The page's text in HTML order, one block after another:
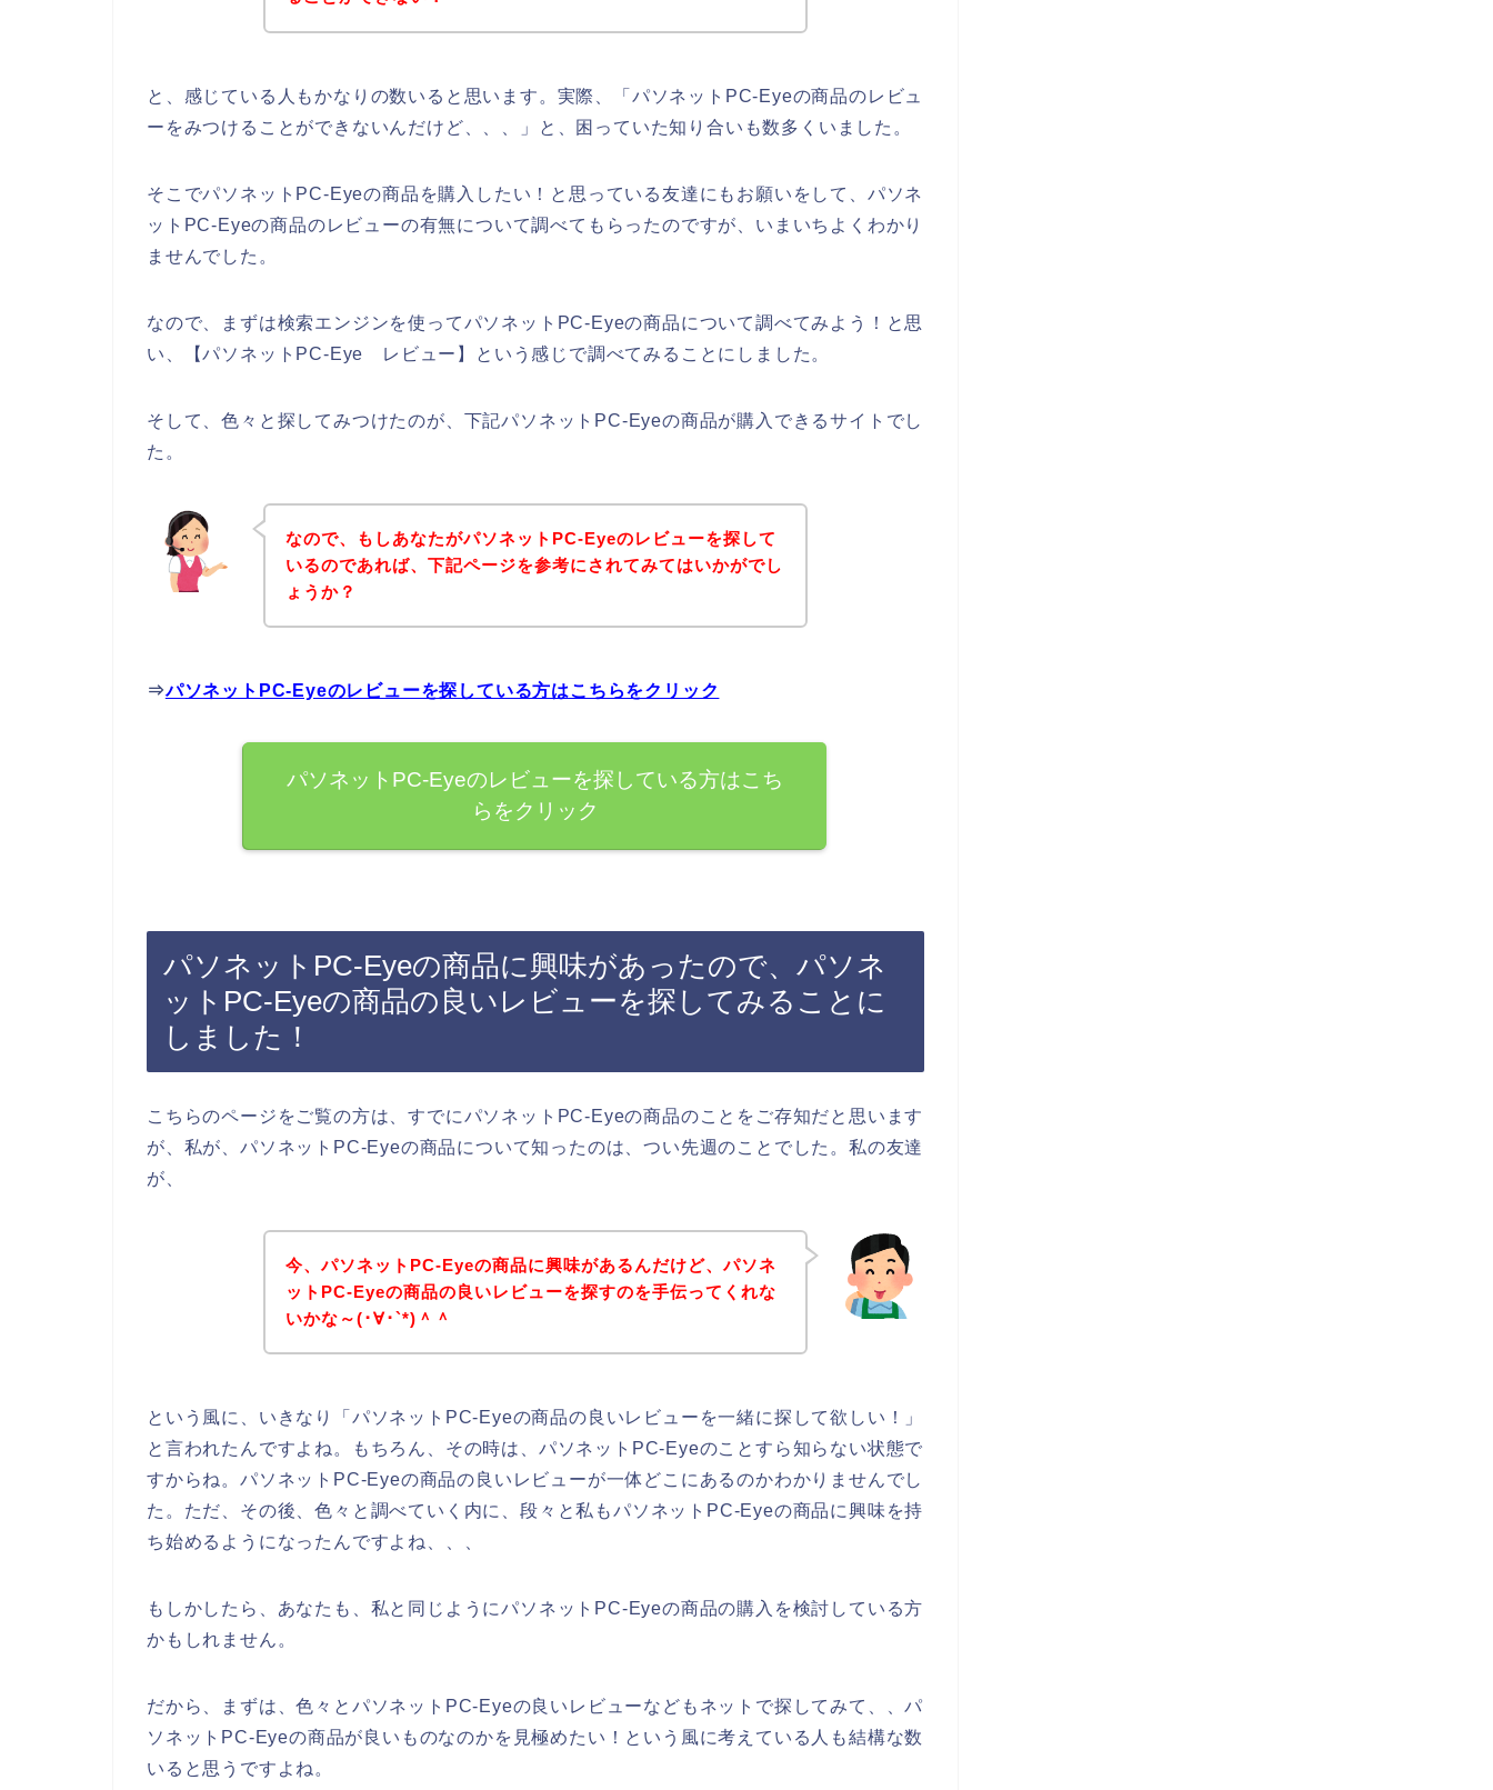
と、感じている人もかなりの数いると思います。実際、「パソネットPC-Eyeの商品のレビュ
ーをみつけることができないんだけど、、、」と、困っていた知り合いも数多くいました。
そこでパソネットPC-Eyeの商品を購入したい！と思っている友達にもお願いをして、パソネ
ットPC-Eyeの商品のレビューの有無について調べてもらったのですが、いまいちよくわかり
ませんでした。
なので、まずは検索エンジンを使ってパソネットPC-Eyeの商品について調べてみよう！と思
い、【パソネットPC-Eye レビュー】という感じで調べてみることにしました。
そして、色々と探してみつけたのが、下記パソネットPC-Eyeの商品が購入できるサイトでし
た。
なので、もしあなたがパソネットPC-Eyeのレビューを探して
いるのであれば、下記ページを参考にされてみてはいかがでし
ょうか？
⇒パソネットPC-Eyeのレビューを探している方はこちらをクリック
パソネットPC-Eyeのレビューを探している方はこち
らをクリック
パソネットPC-Eyeの商品に興味があったので、パソネ
ットPC-Eyeの商品の良いレビューを探してみることに
しました！
こちらのページをご覧の方は、すでにパソネットPC-Eyeの商品のことをご存知だと思います
が、私が、パソネットPC-Eyeの商品について知ったのは、つい先週のことでした。私の友達
が、
今、パソネットPC-Eyeの商品に興味があるんだけど、パソネ
ットPC-Eyeの商品の良いレビューを探すのを手伝ってくれな
いかな～(･∀･`*)＾＾
という風に、いきなり「パソネットPC-Eyeの商品の良いレビューを一緒に探して欲しい！」
と言われたんですよね。もちろん、その時は、パソネットPC-Eyeのことすら知らない状態で
すからね。パソネットPC-Eyeの商品の良いレビューが一体どこにあるのかわかりませんでし
た。ただ、その後、色々と調べていく内に、段々と私もパソネットPC-Eyeの商品に興味を持
ち始めるようになったんですよね、、、
もしかしたら、あなたも、私と同じようにパソネットPC-Eyeの商品の購入を検討している方
かもしれません。
だから、まずは、色々とパソネットPC-Eyeの良いレビューなどもネットで探してみて、、パ
ソネットPC-Eyeの商品が良いものなのかを見極めたい！という風に考えている人も結構な数
いると思うですよね。